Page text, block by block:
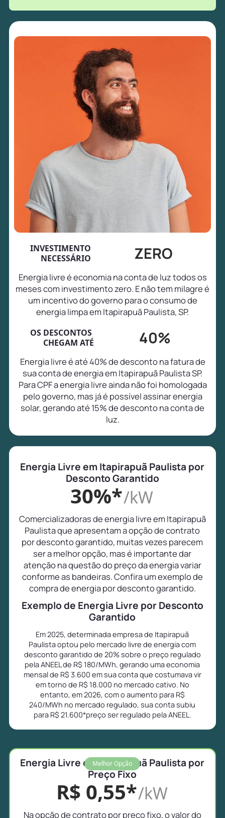
INVESTIMENTO
NECESSÁRIO
ZERO
Energia livre é economia na conta de luz todos os
meses com investimento zero. E não tem milagre é
um incentivo do governo para o consumo de
energia limpa em Itapirapuã Paulista, SP.
OS DESCONTOS
CHEGAM ATÉ
40%
Energia livre é até 40% de desconto na fatura de
sua conta de energia em Itapirapuã Paulista SP.
Para CPF a energia livre ainda não foi homologada
pelo governo, mas já é possível assinar energia
solar, gerando até 15% de desconto na conta de
luz.
Energia Livre em Itapirapuã Paulista por
Desconto Garantido
30%*/kW
Comercializadoras de energia livre em Itapirapuã
Paulista que apresentam a opção de contrato
por desconto garantido, muitas vezes parecem
ser a melhor opção, mas é importante dar
atenção na questão do preço da energia variar
conforme as bandeiras. Confira um exemplo de
compra de energia por desconto garantido.
Exemplo de Energia Livre por Desconto
Garantido
Em 2025, determinada empresa de Itapirapuã
Paulista optou pelo mercado livre de energia com
desconto garantido de 20% sobre o preço regulado
pela ANEEL de R$ 180/MWh, gerando uma economia
mensal de R$ 3.600 em sua conta que costumava vir
em torno de R$ 18.000 no mercado cativo. No
entanto, em 2026, com o aumento para R$
240/MWh no mercado regulado, sua conta subiu
para R$ 21.600*preço ser regulado pela ANEEL.
Melhor Opção
Energia Livre em Itapirapuã Paulista por
Preço Fixo
R$ 0,55*/kW
Na opção de contrato por preço fixo, o valor do